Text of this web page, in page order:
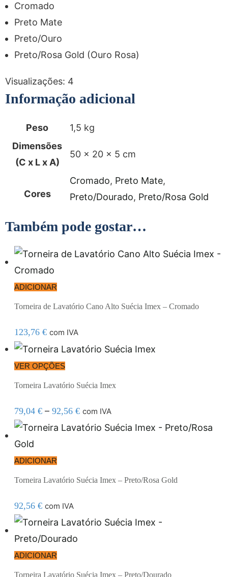
Cromado
Preto Mate
Preto/Ouro
Preto/Rosa Gold (Ouro Rosa)
Visualizações: 4
Informação adicional
Peso
1,5 kg
Dimensões
(C x L x A)
50 × 20 × 5 cm
Cores
Cromado, Preto Mate,
Preto/Dourado, Preto/Rosa Gold
Também pode gostar…
ADICIONAR
Torneira de Lavatório Cano Alto Suécia Imex – Cromado
123,76 € com IVA
VER OPÇÕES
Torneira Lavatório Suécia Imex
79,04 € – 92,56 € com IVA
ADICIONAR
Torneira Lavatório Suécia Imex – Preto/Rosa Gold
92,56 € com IVA
ADICIONAR
Torneira Lavatório Suécia Imex – Preto/Dourado